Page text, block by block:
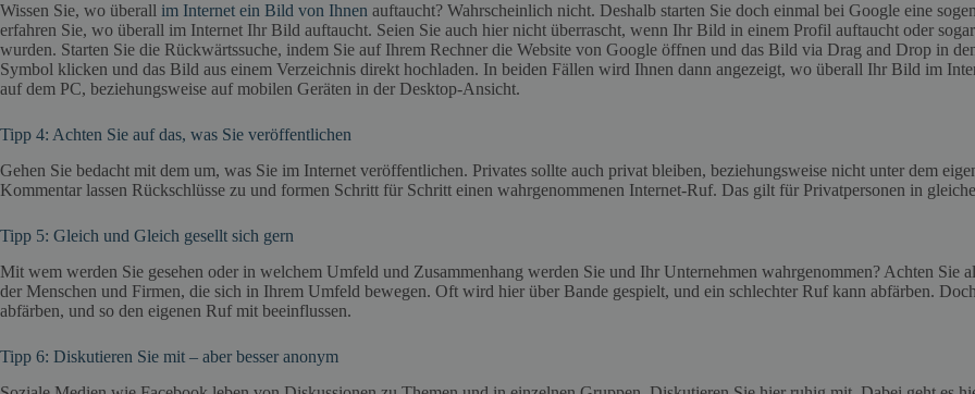
Wissen Sie, wo überall im Internet ein Bild von Ihnen auftaucht? Wahrscheinlich nicht. Deshalb starten Sie doch einmal bei Google eine
erfahren Sie, wo überall im Internet Ihr Bild auftaucht. Seien Sie auch hier nicht überrascht, wenn Ihr Bild in einem Profil auftaucht oder
wurden. Starten Sie die Rückwärtssuche, indem Sie auf Ihrem Rechner die Website von Google öffnen und das Bild via Drag and Drop in
Symbol klicken und das Bild aus einem Verzeichnis direkt hochladen. In beiden Fällen wird Ihnen dann angezeigt, wo überall Ihr Bild im
auf dem PC, beziehungsweise auf mobilen Geräten in der Desktop-Ansicht.
Tipp 4: Achten Sie auf das, was Sie veröffentlichen
Gehen Sie bedacht mit dem um, was Sie im Internet veröffentlichen. Privates sollte auch privat bleiben, beziehungsweise nicht unter dem
Kommentar lassen Rückschlüsse zu und formen Schritt für Schritt einen wahrgenommenen Internet-Ruf. Das gilt für Privatpersonen in
Tipp 5: Gleich und Gleich gesellt sich gern
Mit wem werden Sie gesehen oder in welchem Umfeld und Zusammenhang werden Sie und Ihr Unternehmen wahrgenommen? Achten Sie
der Menschen und Firmen, die sich in Ihrem Umfeld bewegen. Oft wird hier über Bande gespielt, und ein schlechter Ruf kann abfärben.
abfärben, und so den eigenen Ruf mit beeinflussen.
Tipp 6: Diskutieren Sie mit – aber besser anonym